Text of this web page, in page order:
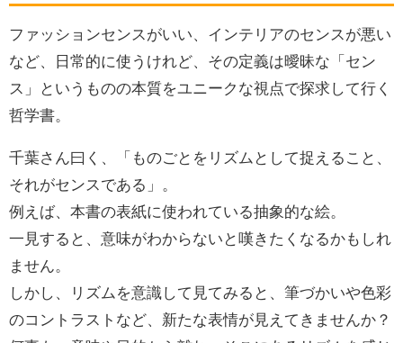
ファッションセンスがいい、インテリアのセンスが悪い
など、日常的に使うけれど、その定義は曖昧な「セン
ス」というものの本質をユニークな視点で探求して行く
哲学書。
千葉さん曰く、「ものごとをリズムとして捉えること、
それがセンスである」。
例えば、本書の表紙に使われている抽象的な絵。
一見すると、意味がわからないと嘆きたくなるかもしれ
ません。
しかし、リズムを意識して見てみると、筆づかいや色彩
のコントラストなど、新たな表情が見えてきませんか？